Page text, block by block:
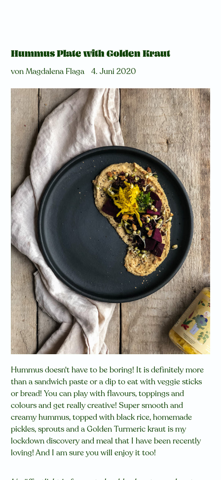
Hummus Plate with Golden Kraut
von Magdalena Flaga 4. Juni 2020
Hummus doesn't have to be boring! It is definitely more
than a sandwich paste or a dip to eat with veggie sticks
or bread! You can play with flavours, toppings and
colours and get really creative! Super smooth and
creamy hummus, topped with black rice, homemade
pickles, sprouts and a Golden Turmeric kraut is my
lockdown discovery and meal that I have been recently
loving! And I am sure you will enjoy it too!